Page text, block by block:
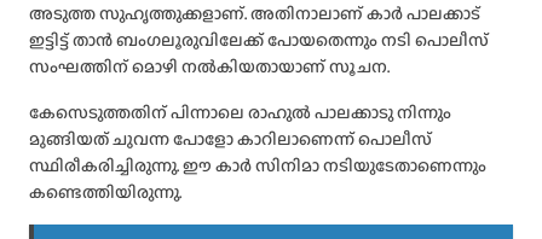
അടുത്ത സുഹൃത്തുക്കളാണ്. അതിനാലാണ് കാര്‍ പാലക്കാട്
ഇട്ടിട്ട് താന്‍ ബംഗലൂരുവിലേക്ക് പോയതെന്നും നടി പൊലീസ്
സംഘത്തിന് മൊഴി നല്‍കിയതായാണ് സൂചന.
കേസെടുത്തതിന് പിന്നാലെ രാഹുല്‍ പാലക്കാടു നിന്നും
മുങ്ങിയത് ചുവന്ന പോളോ കാറിലാണെന്ന് പൊലീസ്
സ്ഥിരീകരിച്ചിരുന്നു. ഈ കാര്‍ സിനിമാ നടിയുടേതാണെന്നും
കണ്ടെത്തിയിരുന്നു.